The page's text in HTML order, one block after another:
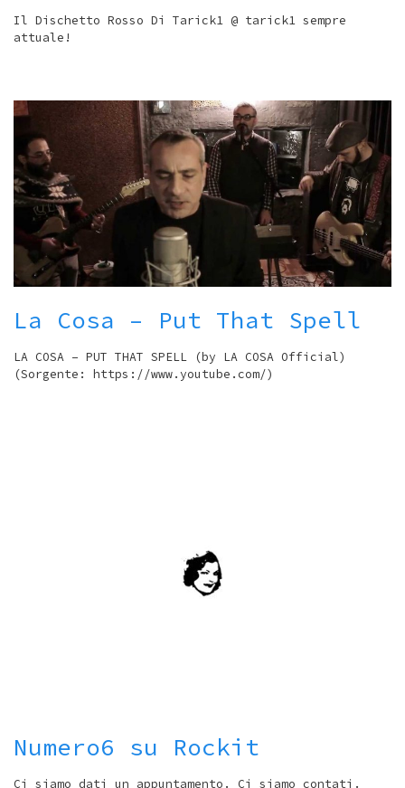
Il Dischetto Rosso Di Tarick1 @ tarick1 sempre
attuale!
La Cosa – Put That Spell
LA COSA – PUT THAT SPELL (by LA COSA Official)
(Sorgente: https://www.youtube.com/)
Numero6 su Rockit
Ci siamo dati un appuntamento. Ci siamo contati.